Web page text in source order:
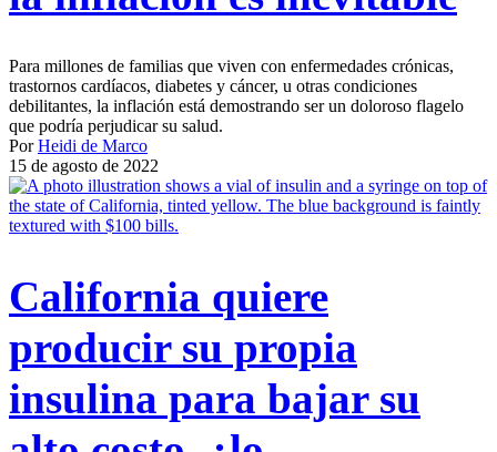
Para millones de familias que viven con enfermedades crónicas,
trastornos cardíacos, diabetes y cáncer, u otras condiciones
debilitantes, la inflación está demostrando ser un doloroso flagelo
que podría perjudicar su salud.
PorHeidi de Marco
15 de agosto de 2022
California quiere
producir su propia
insulina para bajar su